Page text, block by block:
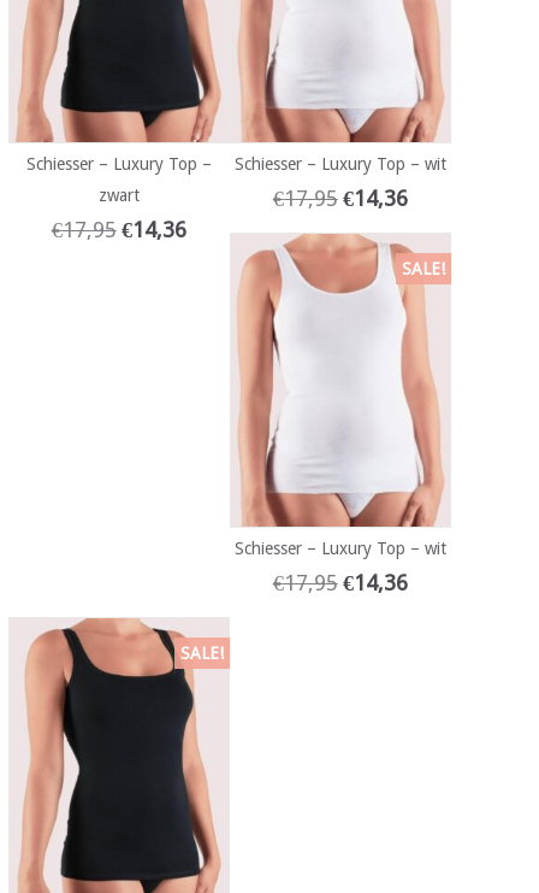
Schiesser – Luxury Top –
zwart
€17,95 €14,36
Schiesser – Luxury Top – wit
€17,95 €14,36
SALE!
Schiesser – Luxury Top – wit
€17,95 €14,36
SALE!